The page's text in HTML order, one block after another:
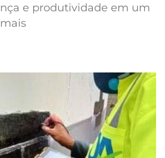
e produtividade em um